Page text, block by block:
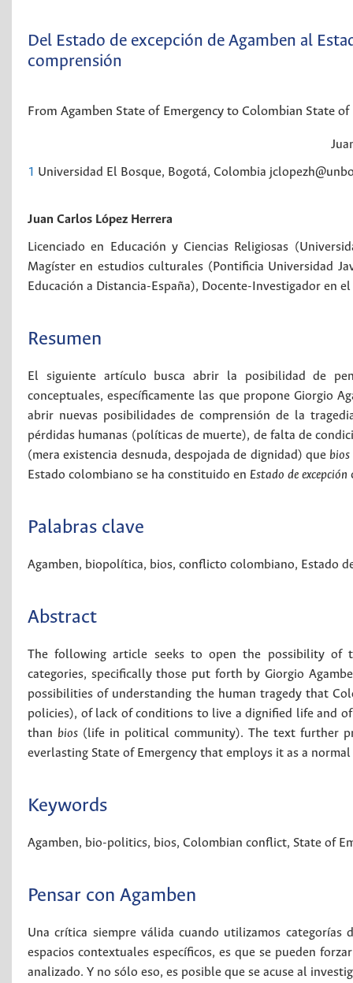
Del Estado de excepción de Agamben al
comprensión
From Agamben State of Emergency to Colombian State
1 Universidad El Bosque, Bogotá, Colombia
Juan Carlos López Herrera
Licenciado en Educación y Ciencias Religiosas
Magíster en estudios culturales (Pontificia Universidad
Educación a Distancia-España), Docente-Investigador en
Resumen
El siguiente artículo busca abrir la posibilidad de
conceptuales, específicamente las que propone Giorgio
abrir nuevas posibilidades de comprensión de la
pérdidas humanas (políticas de muerte), de falta de
(mera existencia desnuda, despojada de dignidad) que bios
Estado colombiano se ha constituido en Estado de excepción
Palabras clave
Agamben, biopolítica, bios, conflicto colombiano, Estado
Abstract
The following article seeks to open the possibility of
categories, specifically those put forth by Giorgio
possibilities of understanding the human tragedy that
policies), of lack of conditions to live a dignified life and
than bios(life in political community). The text further
everlasting State of Emergency that employs it as a
Keywords
Agamben, bio-politics, bios, Colombian conflict, State of
Pensar con Agamben
Una crítica siempre válida cuando utilizamos categorías
espacios contextuales específicos, es que se pueden
analizado. Y no sólo eso, es posible que se acuse al